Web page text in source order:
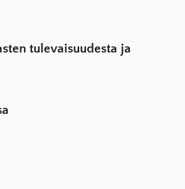
tulevaisuudesta ja